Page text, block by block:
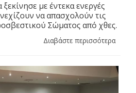
με έντεκα ενεργές
να απασχολούν τις
Σώματος από χθες.
Διαβάστε περισσότερα